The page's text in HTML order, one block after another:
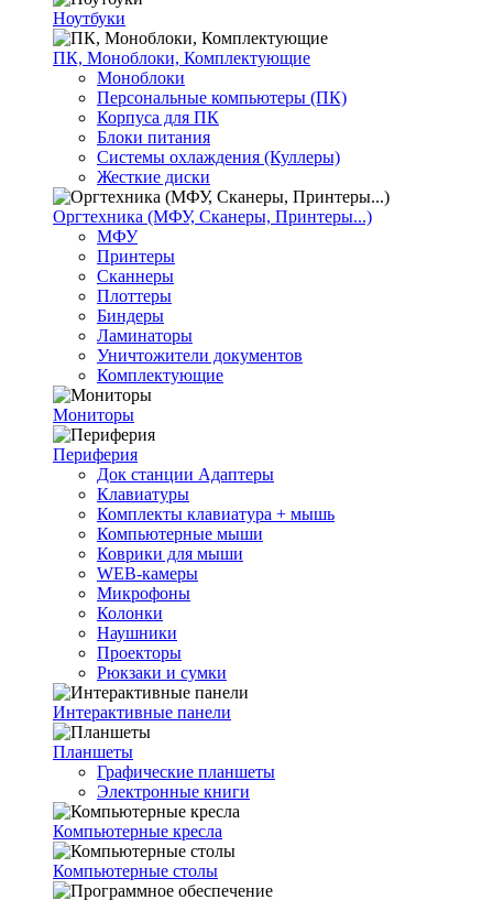
Ноутбуки
ПК, Моноблоки, Комплектующие
Моноблоки
Персональные компьютеры (ПК)
Корпуса для ПК
Блоки питания
Системы охлаждения (Куллеры)
Жесткие диски
Оргтехника (МФУ, Сканеры, Принтеры...)
МФУ
Принтеры
Сканнеры
Плоттеры
Биндеры
Ламинаторы
Уничтожители документов
Комплектующие
Мониторы
Периферия
Док станции Адаптеры
Клавиатуры
Комплекты клавиатура + мышь
Компьютерные мыши
Коврики для мыши
WEB-камеры
Микрофоны
Колонки
Наушники
Проекторы
Рюкзаки и сумки
Интерактивные панели
Планшеты
Графические планшеты
Электронные книги
Компьютерные кресла
Компьютерные столы